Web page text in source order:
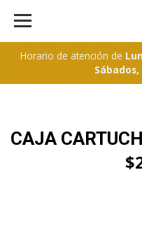
Horario de atención de
Sábados,
CAJA